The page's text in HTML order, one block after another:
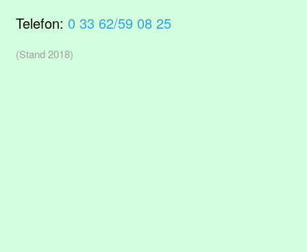
Telefon: 0 33 62/59 08 25
(Stand 2018)